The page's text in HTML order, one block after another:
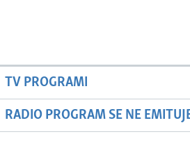
TV PROGRAMI
RADIO PROGRAM SE NE